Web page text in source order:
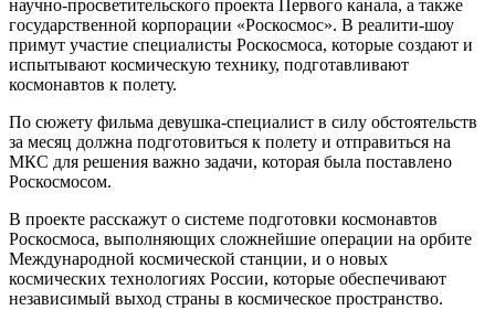
научно-просветительского проекта Первого канала, а также
государственной корпорации «Роскосмос». В реалити-шоу
примут участие специалисты Роскосмоса, которые создают и
испытывают космическую технику, подготавливают
космонавтов к полету.
По сюжету фильма девушка-специалист в силу обстоятельств
за месяц должна подготовиться к полету и отправиться на
МКС для решения важно задачи, которая была поставлено
Роскосмосом.
В проекте расскажут о системе подготовки космонавтов
Роскосмоса, выполняющих сложнейшие операции на орбите
Международной космической станции, и о новых
космических технологиях России, которые обеспечивают
независимый выход страны в космическое пространство.